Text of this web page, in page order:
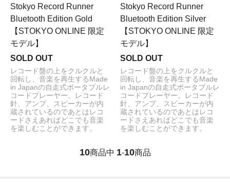
Stokyo Record Runner
Bluetooth Edition Gold
【STOKYO ONLINE 限定
モデル】
SOLD OUT
レコード盤の上をクルクルと
回転し、音楽を再生するMade
in Japanの自走式ポータブルレ
コードプレーヤー。レコード
針、アンプ、スピーカーが内
蔵されているのであとはレコ
ードさえあればどこでも音楽
を楽しむことができます。
Stokyo Record Runner
Bluetooth Edition Silver
【STOKYO ONLINE 限定
モデル】
SOLD OUT
レコード盤の上をクルクルと
回転し、音楽を再生するMade
in Japanの自走式ポータブルレ
コードプレーヤー。レコード
針、アンプ、スピーカーが内
蔵されているのであとはレコ
ードさえあればどこでも音楽
を楽しむことができます。
10商品中 1-10商品